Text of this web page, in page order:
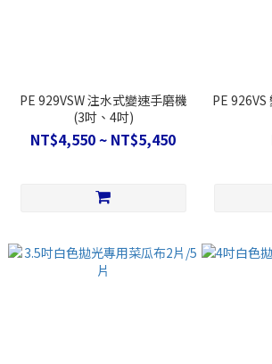
PE 929VSW 注水式變速手磨機
(3吋、4吋)
NT$4,550 ~ NT$5,450
PE